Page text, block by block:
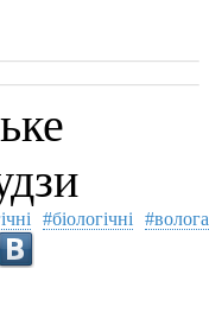
#біологічні #волога